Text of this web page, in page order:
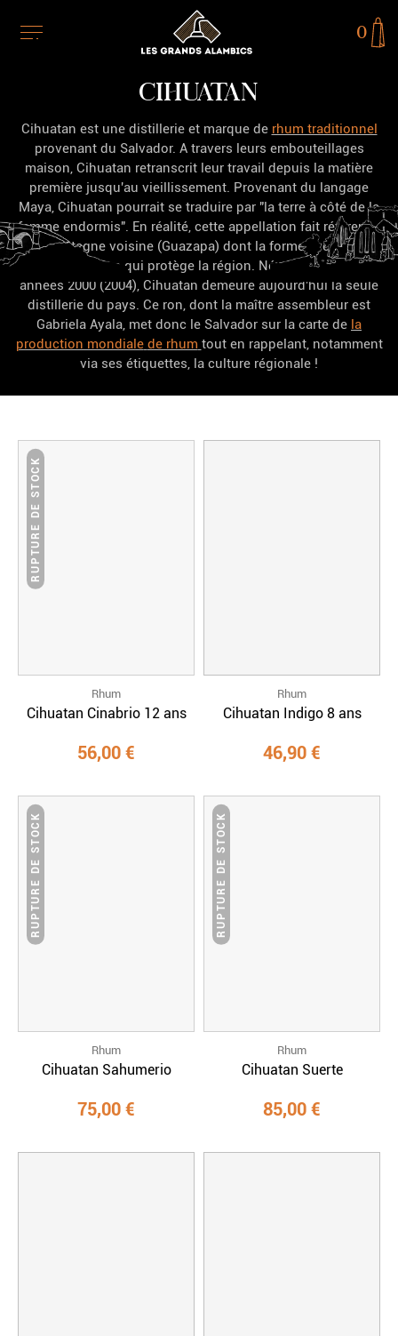
0
CIHUATAN
Cihuatan est une distillerie et marque de rhum traditionnel
provenant du Salvador. A travers leurs embouteillages
maison, Cihuatan retranscrit leur travail depuis la matière
première jusqu'au vieillissement. Provenant du langage
Maya, Cihuatan pourrait se traduire par "la terre à côté de la
femme endormis". En réalité, cette appellation fait référence
à la montagne voisine (Guazapa) dont la forme évoque une
femme déesse qui protège la région. Née au début des
années 2000 (2004), Cihuatan demeure aujourd'hui la seule
distillerie du pays. Ce ron, dont la maître assembleur est
Gabriela Ayala, met donc le Salvador sur la carte de la
production mondiale de rhum tout en rappelant, notamment
via ses étiquettes, la culture régionale !
RUPTURE DE STOCK
Rhum
Cihuatan Cinabrio 12 ans
56,00 €
Rhum
Cihuatan Indigo 8 ans
46,90 €
RUPTURE DE STOCK
Rhum
Cihuatan Sahumerio
75,00 €
RUPTURE DE STOCK
Rhum
Cihuatan Suerte
85,00 €